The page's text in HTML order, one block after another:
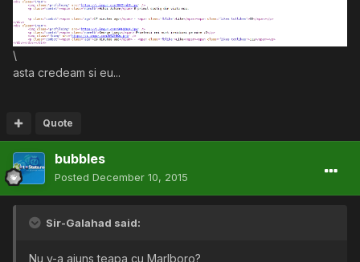
\
asta credeam si eu...
Quote
bubbles
Posted December 10, 2015
Sir-Galahad said:
Nu v-a ajuns teapa cu Marlboro?